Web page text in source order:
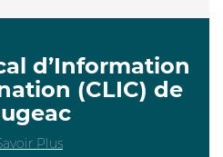
d’Information
(CLIC) de
Plus